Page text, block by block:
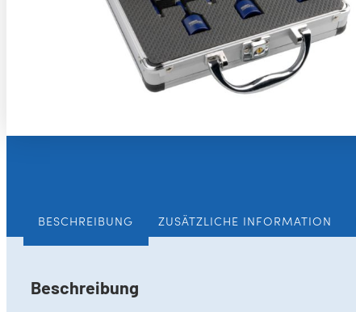
BESCHREIBUNG ZUSÄTZLICHE INFORMATION
Beschreibung